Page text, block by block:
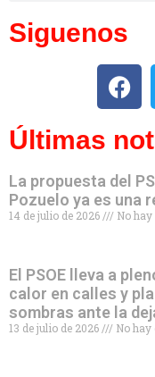
Siguenos
Últimas
La propuesta del
Pozuelo ya es una
14 de julio de 2026 No
El PSOE lleva a
calor en calles y
sombras ante la
13 de julio de 2026 No